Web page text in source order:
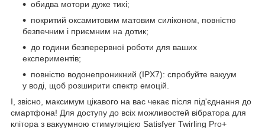
обидва мотори дуже тихі;
покритий оксамитовим матовим силіконом, повністю
безпечним і приємним на дотик;
до години безперервної роботи для ваших
експериментів;
повністю водонепроникний (IPX7): спробуйте вакуум
у воді, щоб розширити спектр емоцій.
І, звісно, максимум цікавого на вас чекає після під'єднання до
смартфона! Для доступу до всіх можливостей вібратора для
клітора з вакуумною стимуляцією Satisfyer Twirling Pro+